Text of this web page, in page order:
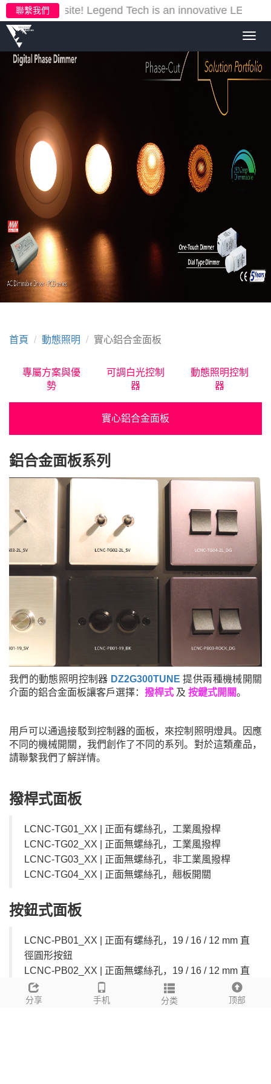
聯繫我們
new website! Legend Tech is an innovative LED
首頁 動態照明 實心鋁合金面板
專屬方案與優
勢
可調白光控制
器
動態照明控制
器
實心鋁合金面板
鋁合金面板系列
我們的動態照明控制器 DZ2G300TUNE 提供兩種機械開關
介面的鋁合金面板讓客戶選擇： 撥桿式 及 按鍵式開關。
用戶可以通過接駁到控制器的面板，來控制照明燈具。因應
不同的機械開關，我們創作了不同的系列。對於這類產品，
請聯繫我們了解詳情。
撥桿式面板
LCNC-TG01_XX | 正面有螺絲孔，工業風撥桿
LCNC-TG02_XX | 正面無螺絲孔，工業風撥桿
LCNC-TG03_XX | 正面無螺絲孔，非工業風撥桿
LCNC-TG04_XX | 正面無螺絲孔，翹板開關
按鈕式面板
LCNC-PB01_XX | 正面有螺絲孔， 19 / 16 / 12 mm 直
徑圓形按鈕
LCNC-PB02_XX | 正面無螺絲孔， 19 / 16 / 12 mm 直
徑圓形按鈕
LCNC-PB03_XX |正面無螺絲孔，翹板開關
分享 手机 分类 顶部